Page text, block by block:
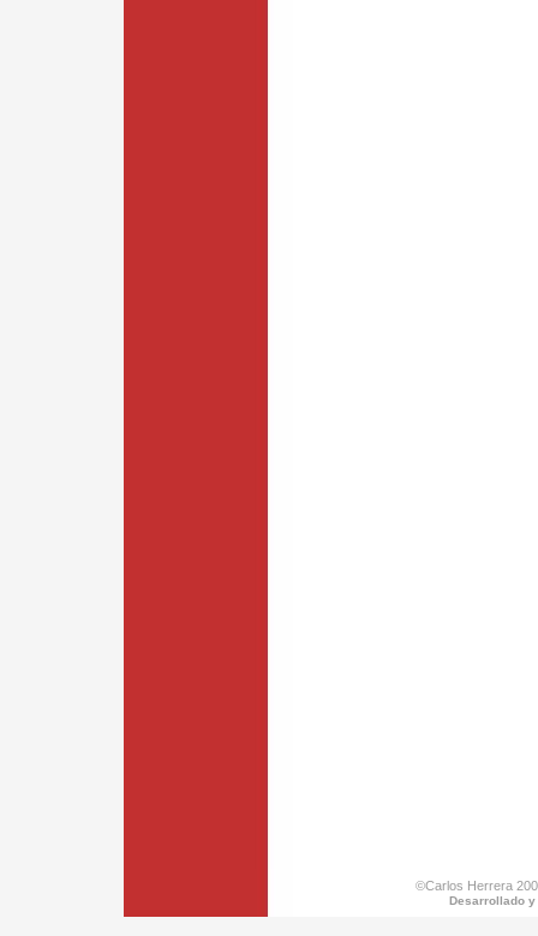
©Carlos Herrera
Desarrollado